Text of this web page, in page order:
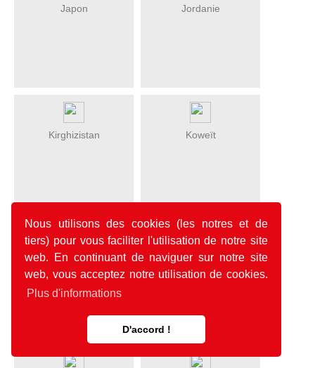
Nous utilisons des cookies (les notres et de
tiers) pour vous faciliter l'utilisation de notre site
web. En continuant de naviguer sur notre site
web, vous acceptez notre utilisation de cookies.
Plus d'informations
D'accord !
Japon Jordanie
Kirghizistan Koweït
Laos Liban